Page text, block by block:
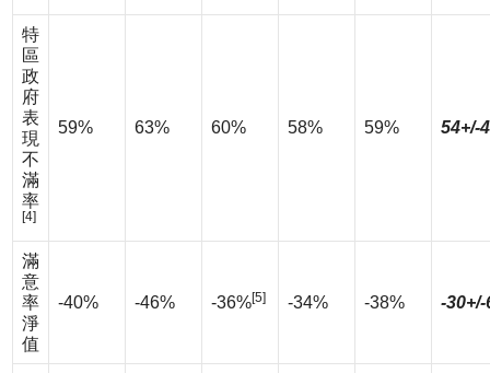
特
區
政
府
表
現
不
滿
率
[4]
59% 63% 60% 58% 59% 54+/-
滿
意
率
淨
值
-40% -46% -36%[5] -34% -38% -30+/-